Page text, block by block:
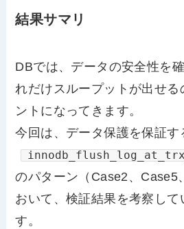
結果サマリ
DBでは、データの安全性を
れだけスループットが出せる
ントになってきます。
今回は、データ保護を保証す
のパターン（Case2、Case5
おいて、検証結果を考察して
す。